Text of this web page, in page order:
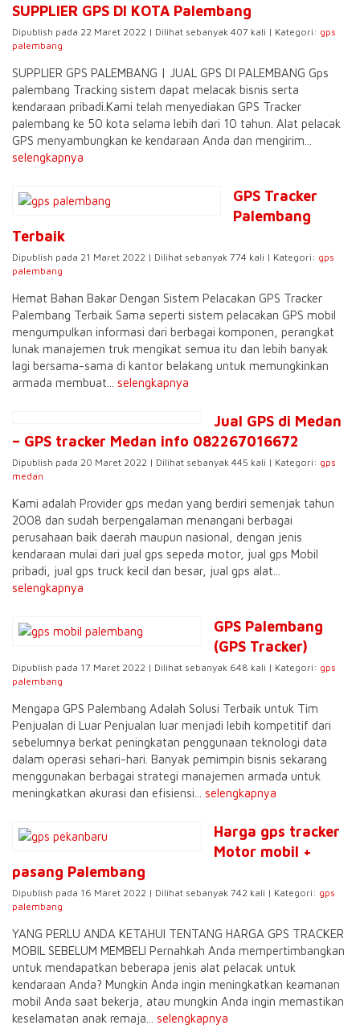
SUPPLIER GPS DI KOTA Palembang
Dipublish pada 22 Maret 2022 | Dilihat sebanyak 407 kali | Kategori: gps
palembang
SUPPLIER GPS PALEMBANG | JUAL GPS DI PALEMBANG Gps
palembang Tracking sistem dapat melacak bisnis serta
kendaraan pribadi.Kami telah menyediakan GPS Tracker
palembang ke 50 kota selama lebih dari 10 tahun. Alat pelacak
GPS menyambungkan ke kendaraan Anda dan mengirim...
selengkapnya
GPS Tracker
Palembang
Terbaik
Dipublish pada 21 Maret 2022 | Dilihat sebanyak 774 kali | Kategori: gps
palembang
Hemat Bahan Bakar Dengan Sistem Pelacakan GPS Tracker
Palembang Terbaik Sama seperti sistem pelacakan GPS mobil
mengumpulkan informasi dari berbagai komponen, perangkat
lunak manajemen truk mengikat semua itu dan lebih banyak
lagi bersama-sama di kantor belakang untuk memungkinkan
armada membuat... selengkapnya
Jual GPS di Medan
– GPS tracker Medan info 082267016672
Dipublish pada 20 Maret 2022 | Dilihat sebanyak 445 kali | Kategori: gps
medan
Kami adalah Provider gps medan yang berdiri semenjak tahun
2008 dan sudah berpengalaman menangani berbagai
perusahaan baik daerah maupun nasional, dengan jenis
kendaraan mulai dari jual gps sepeda motor, jual gps Mobil
pribadi, jual gps truck kecil dan besar, jual gps alat...
selengkapnya
GPS Palembang
(GPS Tracker)
Dipublish pada 17 Maret 2022 | Dilihat sebanyak 648 kali | Kategori: gps
palembang
Mengapa GPS Palembang Adalah Solusi Terbaik untuk Tim
Penjualan di Luar Penjualan luar menjadi lebih kompetitif dari
sebelumnya berkat peningkatan penggunaan teknologi data
dalam operasi sehari-hari. Banyak pemimpin bisnis sekarang
menggunakan berbagai strategi manajemen armada untuk
meningkatkan akurasi dan efisiensi... selengkapnya
Harga gps tracker
Motor mobil +
pasang Palembang
Dipublish pada 16 Maret 2022 | Dilihat sebanyak 742 kali | Kategori: gps
palembang
YANG PERLU ANDA KETAHUI TENTANG HARGA GPS TRACKER
MOBIL SEBELUM MEMBELI Pernahkah Anda mempertimbangkan
untuk mendapatkan beberapa jenis alat pelacak untuk
kendaraan Anda? Mungkin Anda ingin meningkatkan keamanan
mobil Anda saat bekerja, atau mungkin Anda ingin memastikan
keselamatan anak remaja... selengkapnya